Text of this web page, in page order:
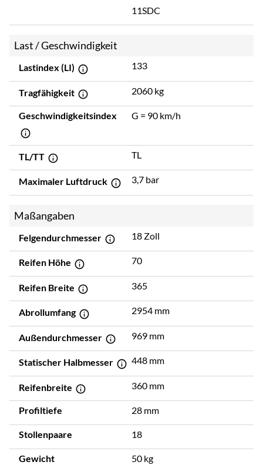
11SDC
Last / Geschwindigkeit
Lastindex (LI) 133
Tragfähigkeit 2060 kg
Geschwindigkeitsindex G = 90 km/h
TL/TT TL
Maximaler Luftdruck 3,7 bar
Maßangaben
Felgendurchmesser 18 Zoll
Reifen Höhe 70
Reifen Breite 365
Abrollumfang 2954 mm
Außendurchmesser 969 mm
Statischer Halbmesser 448 mm
Reifenbreite 360 mm
Profiltiefe 28 mm
Stollenpaare 18
Gewicht 50 kg